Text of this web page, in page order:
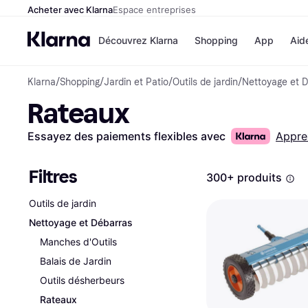
Acheter avec KlarnaEspace entreprises
Découvrez Klarna
Options de
Payer maintenant
Paiement en 3 fois
Klarna sur Apple Pay
Shopping
Magasins
Temu
App
Klarna/Shopping/Jardin et Patio/Outils de jardin/Nettoyage et
Rateaux
Essayez des paiements flexibles avec
Filtres
Outils de jardin
Nettoyage et Débarras
Manches d'Outils
Balais de Jardin
Outils désherbeurs
Rateaux
300+ produits